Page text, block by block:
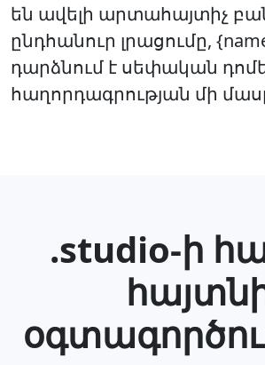
են ավելի արտահայտիչ
ընդհանուր լրացումը,
դարձնում է սեփական
հաղորդագրության մի
.studio-ի